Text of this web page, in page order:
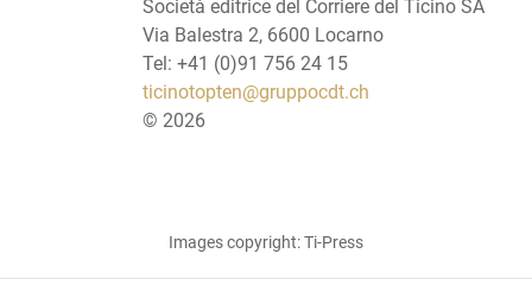
Società editrice del Corriere del Ticino SA
Via Balestra 2, 6600 Locarno
Tel: +41 (0)91 756 24 15
ticinotopten@gruppocdt.ch
© 2026
Images copyright: Ti-Press